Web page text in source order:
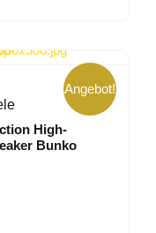
Angebot!
High-
Bunko